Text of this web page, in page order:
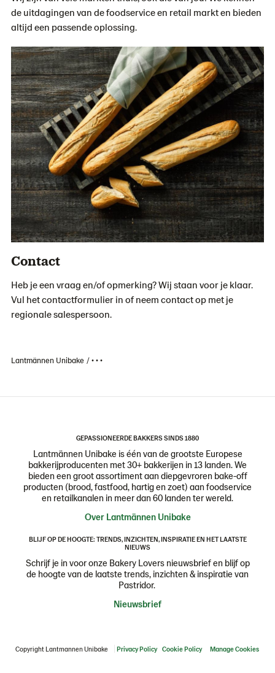
de uitdagingen van de foodservice en retail markt en bieden
altijd een passende oplossing.
Contact
Heb je een vraag en/of opmerking? Wij staan voor je klaar.
Vul het contactformulier in of neem contact op met je
regionale salespersoon.
Lantmännen Unibake • • •
GEPASSIONEERDE BAKKERS SINDS 1880
Lantmännen Unibake is één van de grootste Europese
bakkerijproducenten met 30+ bakkerijen in 13 landen. We
bieden een groot assortiment aan diepgevroren bake-off
producten (brood, fastfood, hartig en zoet) aan foodservice
en retailkanalen in meer dan 60 landen ter wereld.
Over Lantmännen Unibake
BLIJF OP DE HOOGTE: TRENDS, INZICHTEN, INSPIRATIE EN HET LAATSTE
NIEUWS
Schrijf je in voor onze Bakery Lovers nieuwsbrief en blijf op
de hoogte van de laatste trends, inzichten & inspiratie van
Pastridor.
Nieuwsbrief
Copyright Lantmannen Unibake Privacy Policy Cookie Policy Manage Cookies